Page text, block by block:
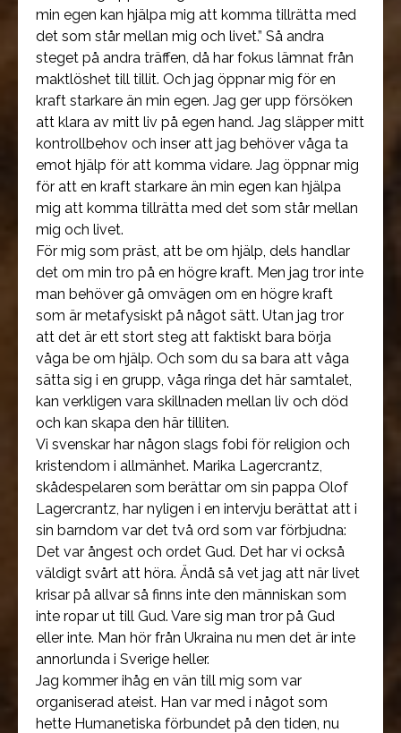
min egen kan hjälpa mig att komma tillrätta med
det som står mellan mig och livet.” Så andra
steget på andra träffen, då har fokus lämnat från
maktlöshet till tillit. Och jag öppnar mig för en
kraft starkare än min egen. Jag ger upp försöken
att klara av mitt liv på egen hand. Jag släpper mitt
kontrollbehov och inser att jag behöver våga ta
emot hjälp för att komma vidare. Jag öppnar mig
för att en kraft starkare än min egen kan hjälpa
mig att komma tillrätta med det som står mellan
mig och livet.
För mig som präst, att be om hjälp, dels handlar
det om min tro på en högre kraft. Men jag tror inte
man behöver gå omvägen om en högre kraft
som är metafysiskt på något sätt. Utan jag tror
att det är ett stort steg att faktiskt bara börja
våga be om hjälp. Och som du sa bara att våga
sätta sig i en grupp, våga ringa det här samtalet,
kan verkligen vara skillnaden mellan liv och död
och kan skapa den här tilliten.
Vi svenskar har någon slags fobi för religion och
kristendom i allmänhet. Marika Lagercrantz,
skådespelaren som berättar om sin pappa Olof
Lagercrantz, har nyligen i en intervju berättat att i
sin barndom var det två ord som var förbjudna:
Det var ångest och ordet Gud. Det har vi också
väldigt svårt att höra. Ändå så vet jag att när livet
krisar på allvar så finns inte den människan som
inte ropar ut till Gud. Vare sig man tror på Gud
eller inte. Man hör från Ukraina nu men det är inte
annorlunda i Sverige heller.
Jag kommer ihåg en vän till mig som var
organiserad ateist. Han var med i något som
hette Humanetiska förbundet på den tiden, nu